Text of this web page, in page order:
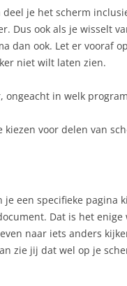
deel je het scherm
Dus ook als je wisselt
dan ook. Let er vooraf
niet wilt laten zien.
ongeacht in welk
kiezen voor delen van
je een specifieke pagina
Dat is het
naar iets anders
zie jij dat wel op je